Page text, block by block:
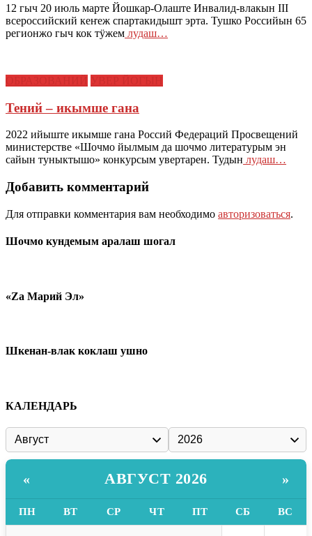
12 гыч 20 июль марте Йошкар-Олаште Инвалид-влакын III
всероссийский кеҥеж спартакидышт эрта. Тушко Российын 65
регионжо гыч кок тӱжем лудаш…
Тений – икымше гана
2022 ийыште икымше гана Россий Федераций Просвещений
министерстве «Шочмо йылмым да шочмо литературым эн
сайын туныктышо» конкурсым увертарен. Тудын лудаш…
Добавить комментарий
Для отправки комментария вам необходимо авторизоваться.
Шочмо кундемым аралаш шогал
«Zа Марий Эл»
Шкенан-влак коклаш ушно
КАЛЕНДАРЬ
« АВГУСТ 2026 »
ПН ВТ СР ЧТ ПТ СБ ВС